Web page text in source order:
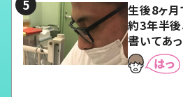
生後8ヶ
約3年半
書いてあ